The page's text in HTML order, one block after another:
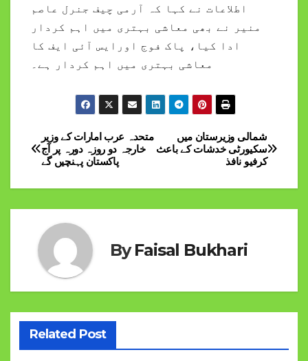
اطلاعات نے کہا کہ آرمی چیف جنرل عاصم
منیر نے بھی معاشی بہتری میں اہم کردار
ادا کیا، پاک فوج اورایس آئی ایف کا
معاشی بہتری میں اہم کردار ہے۔
Post
navigation
شمالی وزیرستان میں
سکیورٹی خدشات کے باعث
کرفیو نافذ
متحدہ عرب امارات کے وزیر
خارجہ دو روزہ دورہ پر آج
پاکستان پہنچیں گے
ByFaisal Bukhari
Related Post